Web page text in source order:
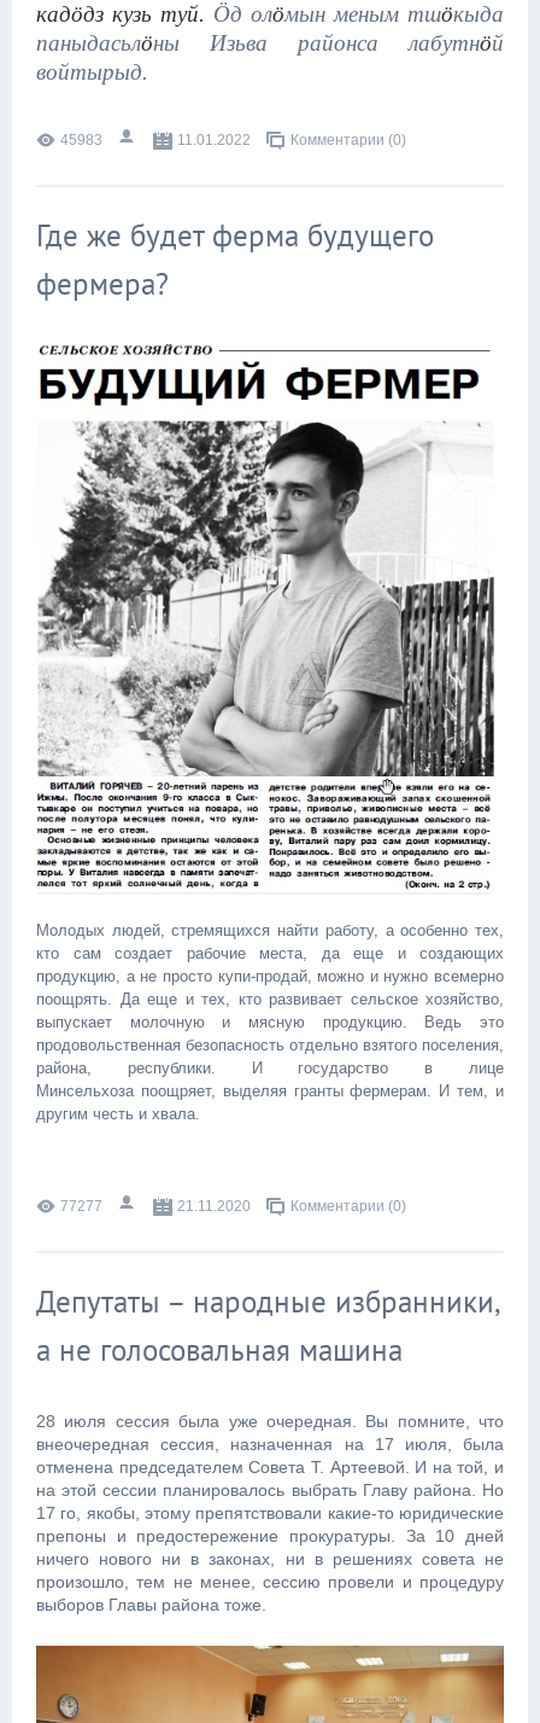
кадӧдз кузь туй. Ӧд олӧмын меным тшӧкыда
паныдасьлӧны Изьва районса лабутнӧй
войтырыд.
45983 11.01.2022 Комментарии (0)
Где же будет ферма будущего
фермера?
Молодых людей, стремящихся найти работу, а особенно тех,
кто сам создает рабочие места, да еще и создающих
продукцию, а не просто купи-продай, можно и нужно всемерно
поощрять. Да еще и тех, кто развивает сельское хозяйство,
выпускает молочную и мясную продукцию. Ведь это
продовольственная безопасность отдельно взятого поселения,
района, республики. И государство в лице
Минсельхоза поощряет, выделяя гранты фермерам. И тем, и
другим честь и хвала.
77277 21.11.2020 Комментарии (0)
Депутаты – народные избранники,
а не голосовальная машина
28 июля сессия была уже очередная. Вы помните, что
внеочередная сессия, назначенная на 17 июля, была
отменена председателем Совета Т. Артеевой. И на той, и
на этой сессии планировалось выбрать Главу района. Но
17 го, якобы, этому препятствовали какие-то юридические
препоны и предостережение прокуратуры. За 10 дней
ничего нового ни в законах, ни в решениях совета не
произошло, тем не менее, сессию провели и процедуру
выборов Главы района тоже.